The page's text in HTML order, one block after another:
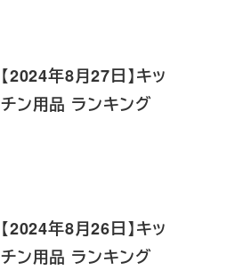
【2024年8月27日】キッ
チン用品 ランキング
【2024年8月26日】キッ
チン用品 ランキング